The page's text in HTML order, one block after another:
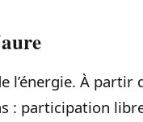
l’énergie. À partir
: participation